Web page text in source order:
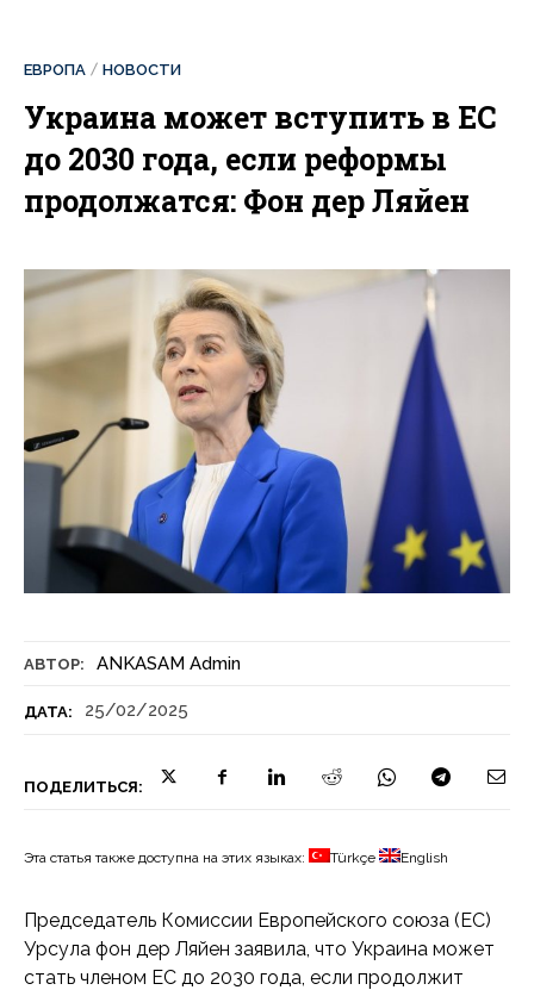
АВТОР: ANKASAM Admin
ДАТА: 25/02/2025
ПОДЕЛИТЬСЯ:
ЕВРОПА НОВОСТИ
Украина может вступить в ЕС
до 2030 года, если реформы
продолжатся: Фон дер Ляйен
Эта статья также доступна на этих языках: Türkçe English
Председатель Комиссии Европейского союза (ЕС)
Урсула фон дер Ляйен заявила, что Украина может
стать членом ЕС до 2030 года, если продолжит